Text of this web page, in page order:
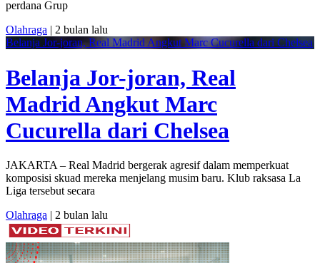
perdana Grup
Olahraga | 2 bulan lalu
Belanja Jor-joran, Real Madrid Angkut Marc Cucurella dari Chelsea
Belanja Jor-joran, Real
Madrid Angkut Marc
Cucurella dari Chelsea
JAKARTA – Real Madrid bergerak agresif dalam memperkuat
komposisi skuad mereka menjelang musim baru. Klub raksasa La
Liga tersebut secara
Olahraga | 2 bulan lalu